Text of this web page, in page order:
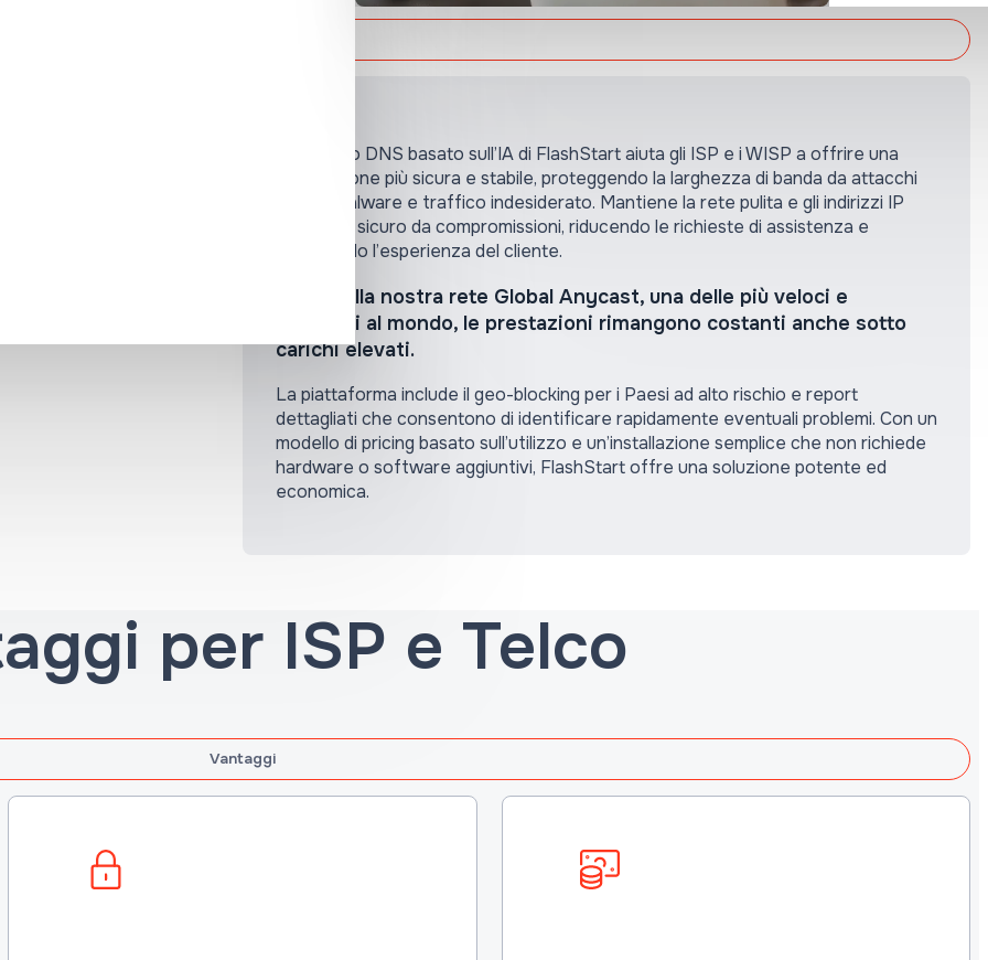
Il filtraggio DNS basato sull’IA di FlashStart aiuta gli ISP e i WISP a offrire una
connessione più sicura e stabile, proteggendo la larghezza di banda da attacchi
DDoS, malware e traffico indesiderato. Mantiene la rete pulita e gli indirizzi IP
pubblici al sicuro da compromissioni, riducendo le richieste di assistenza e
migliorando l’esperienza del cliente.
Grazie alla nostra rete Global Anycast, una delle più veloci e
affidabili al mondo, le prestazioni rimangono costanti anche sotto
carichi elevati.
La piattaforma include il geo-blocking per i Paesi ad alto rischio e report
dettagliati che consentono di identificare rapidamente eventuali problemi. Con un
modello di pricing basato sull’utilizzo e un’installazione semplice che non richiede
hardware o software aggiuntivi, FlashStart offre una soluzione potente ed
economica.
per ISP e Telco
Vantaggi